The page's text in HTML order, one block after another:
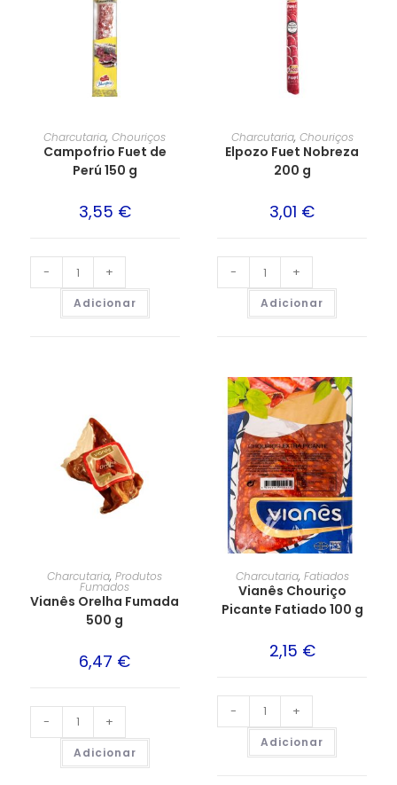
Charcutaria,Chouriços
Campofrio Fuet de
Perú 150 g
3,55 €
- +
Adicionar
Charcutaria, Chouriços
Elpozo Fuet Nobreza
200 g
3,01 €
- +
Adicionar
Charcutaria,Produtos
Fumados
Vianês Orelha Fumada
500 g
6,47 €
- +
Adicionar
Charcutaria, Fatiados
Vianês Chouriço
Picante Fatiado 100 g
2,15 €
- +
Adicionar